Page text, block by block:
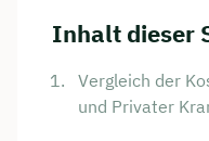
Inhalt dieser
Vergleich der
und Privater